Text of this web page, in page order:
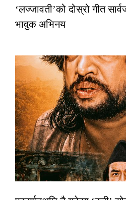
‘लज्जावती’को दोस्रो गीत
भावुक अभिनय